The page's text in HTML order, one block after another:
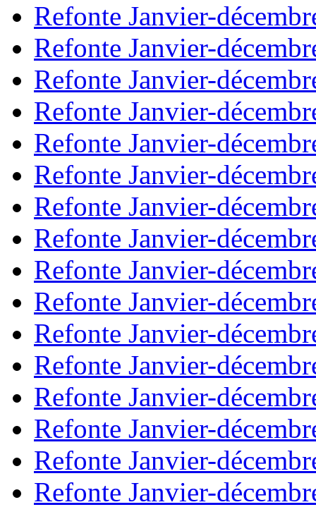
Refonte Janvier-
Refonte Janvier-
Refonte Janvier-
Refonte Janvier-
Refonte Janvier-
Refonte Janvier-
Refonte Janvier-
Refonte Janvier-
Refonte Janvier-
Refonte Janvier-
Refonte Janvier-
Refonte Janvier-
Refonte Janvier-
Refonte Janvier-
Refonte Janvier-
Refonte Janvier-